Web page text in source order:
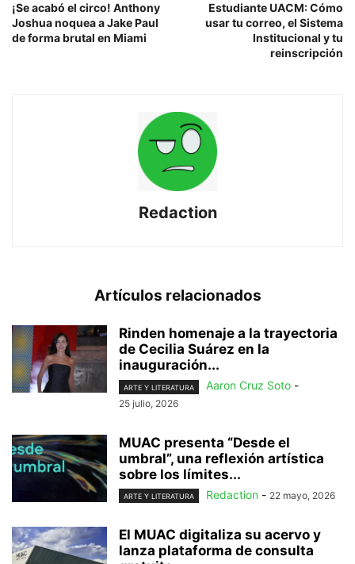
¡Se acabó el circo! Anthony
Joshua noquea a Jake Paul
de forma brutal en Miami
Estudiante UACM: Cómo
usar tu correo, el Sistema
Institucional y tu
reinscripción
Redaction
Artículos relacionados
Rinden homenaje a la trayectoria
de Cecilia Suárez en la
inauguración...
ARTE Y LITERATURA Aaron Cruz Soto -
25 julio, 2026
MUAC presenta “Desde el
umbral”, una reflexión artística
sobre los límites...
ARTE Y LITERATURA Redaction - 22 mayo, 2026
El MUAC digitaliza su acervo y
lanza plataforma de consulta